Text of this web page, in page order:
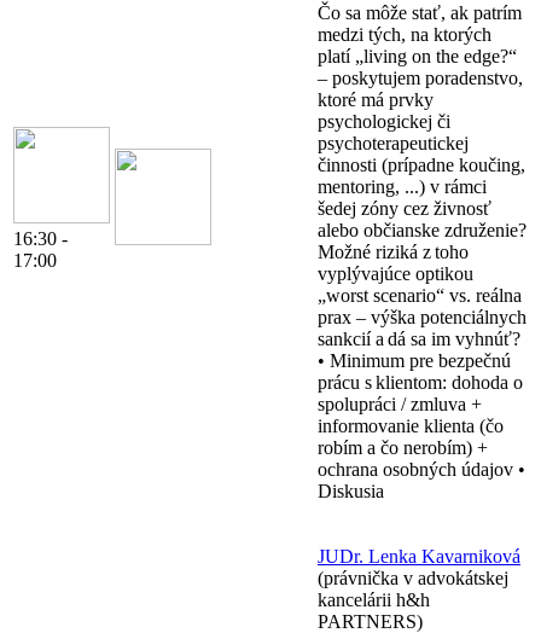
16:30 -
17:00
Čo sa môže stať, ak patrím
medzi tých, na ktorých
platí „living on the edge?“
– poskytujem poradenstvo,
ktoré má prvky
psychologickej či
psychoterapeutickej
činnosti (prípadne koučing,
mentoring, ...) v rámci
šedej zóny cez živnosť
alebo občianske združenie?
Možné riziká z toho
vyplývajúce optikou
„worst scenario“ vs. reálna
prax – výška potenciálnych
sankcií a dá sa im vyhnúť?
• Minimum pre bezpečnú
prácu s klientom: dohoda o
spolupráci / zmluva +
informovanie klienta (čo
robím a čo nerobím) +
ochrana osobných údajov •
Diskusia
JUDr. Lenka Kavarniková
(právnička v advokátskej
kancelárii h&h
PARTNERS)